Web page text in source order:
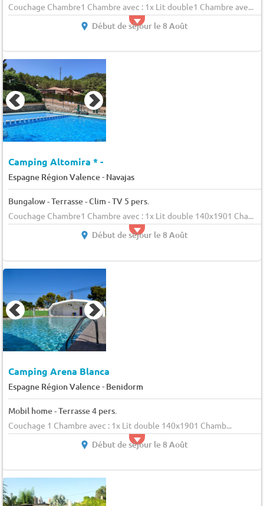
Couchage Chambre1 Chambre avec : 1x Lit double1 Chambre ave...
Début de séjour le 8 Août
Camping Altomira * -
Espagne Région Valence- Navajas
Bungalow - Terrasse - Clim - TV 5 pers.
Couchage Chambre1 Chambre avec : 1x Lit double 140x1901 Cha...
Début de séjour le 8 Août
Camping Arena Blanca
Espagne Région Valence- Benidorm
Mobil home - Terrasse 4 pers.
Couchage 1 Chambre avec : 1x Lit double 140x1901 Chamb...
Début de séjour le 8 Août